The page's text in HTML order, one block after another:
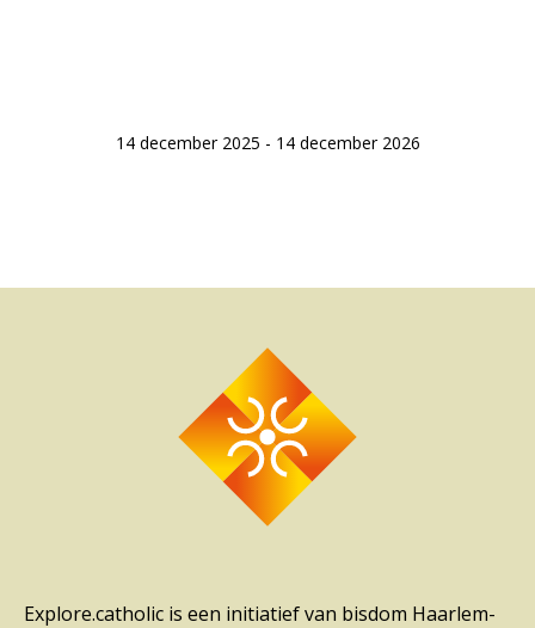
14 december 2025 - 14 december 2026
Explore.catholic is een initiatief van bisdom Haarlem-